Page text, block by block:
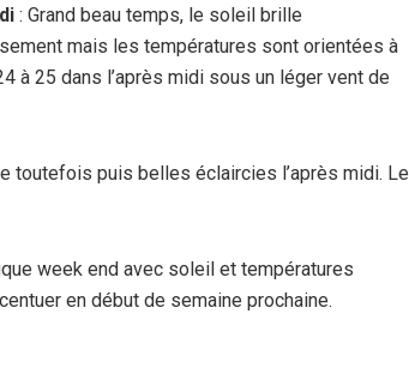
: Grand beau temps, le soleil brille
mais les températures sont orientées à
à 25 dans l’après midi sous un léger vent de
toutefois puis belles éclaircies l’après midi. Le
week end avec soleil et températures
en début de semaine prochaine.